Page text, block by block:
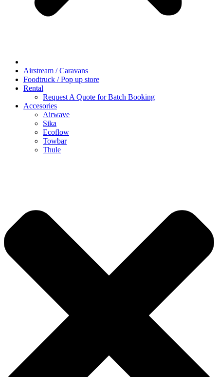
Airstream / Caravans
Foodtruck / Pop up store
Rental
Request A Quote for Batch Booking
Accesories
Airwave
Sika
Ecoflow
Towbar
Thule